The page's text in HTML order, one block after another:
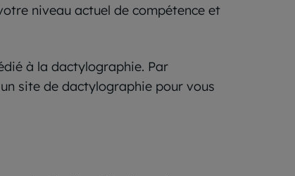
niveau actuel de compétence et
à la dactylographie. Par
site de dactylographie pour vous